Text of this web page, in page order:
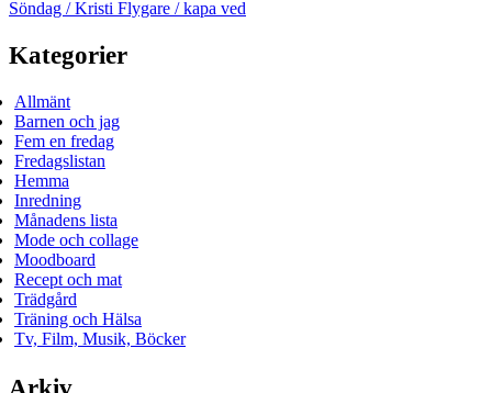
Söndag / Kristi Flygare / kapa ved
Kategorier
Allmänt
Barnen och jag
Fem en fredag
Fredagslistan
Hemma
Inredning
Månadens lista
Mode och collage
Moodboard
Recept och mat
Trädgård
Träning och Hälsa
Tv, Film, Musik, Böcker